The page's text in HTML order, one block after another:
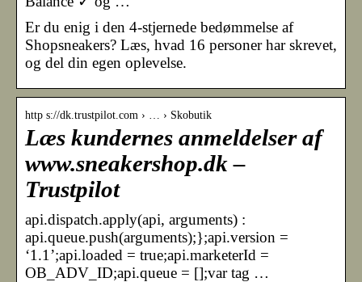
Er du enig i den 4-stjernede bedømmelse af
Shopsneakers? Læs, hvad 16 personer har skrevet,
og del din egen oplevelse.
http s://dk.trustpilot.com › … › Skobutik
Læs kundernes anmeldelser af
www.sneakershop.dk –
Trustpilot
api.dispatch.apply(api, arguments) :
api.queue.push(arguments);};api.version =
‘1.1’;api.loaded = true;api.marketerId =
OB_ADV_ID;api.queue = [];var tag …